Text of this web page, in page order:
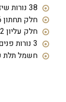
38 נורות שיזוף.
חלק תחתון 16 נורות 160 וואט, אורך 2 מטר.
חלק עליון 22 נורות 160 וואט, אורך 1.80 מטר
3 נורות פנים 400 וואט
חשמל תלת